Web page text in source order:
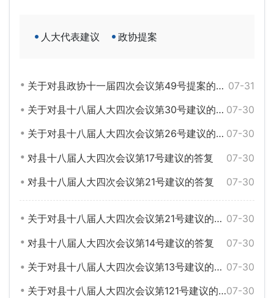
人大代表建议 政协提案
07-31
关于对县政协十一届四次会议第49号提案的答复
07-30
关于对县十八届人大四次会议第30号建议的答复
07-30
关于对县十八届人大四次会议第26号建议的答复
07-30
对县十八届人大四次会议第17号建议的答复
07-30
对县十八届人大四次会议第21号建议的答复
07-30
关于对县十八届人大四次会议第21号建议的答复
07-30
对县十八届人大四次会议第14号建议的答复
07-30
关于对县十八届人大四次会议第13号建议的答复
07-30
关于对县十八届人大四次会议第121号建议的答复